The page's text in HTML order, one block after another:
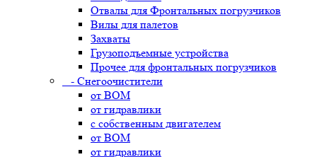
Отвалы для Фронтальных погрузчиков
Вилы для палетов
Захваты
Грузоподъемные устройства
Прочее для фронтальных погрузчиков
- Снегоочистители
от ВОМ
от гидравлики
с собственным двигателем
от ВОМ
от гидравлики